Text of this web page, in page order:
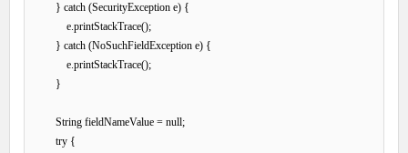
        } catch (SecurityException e) {
            e.printStackTrace();
        } catch (NoSuchFieldException e) {
            e.printStackTrace();
        }
        String fieldNameValue = null;
        try {